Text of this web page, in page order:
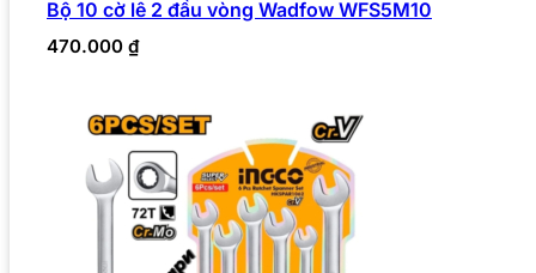
Bộ 10 cờ lê 2 đầu vòng Wadfow WFS5M10
470.000 ₫